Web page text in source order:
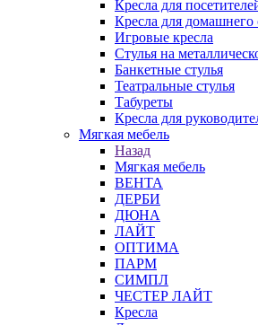
Кресла для
Кресла для домашнего
Игровые кресла
Стулья на
Банкетные стулья
Театральные стулья
Табуреты
Кресла для
Мягкая мебель
Назад
Мягкая мебель
ВЕНТА
ДЕРБИ
ДЮНА
ЛАЙТ
ОПТИМА
ПАРМ
СИМПЛ
ЧЕСТЕР ЛАЙТ
Кресла